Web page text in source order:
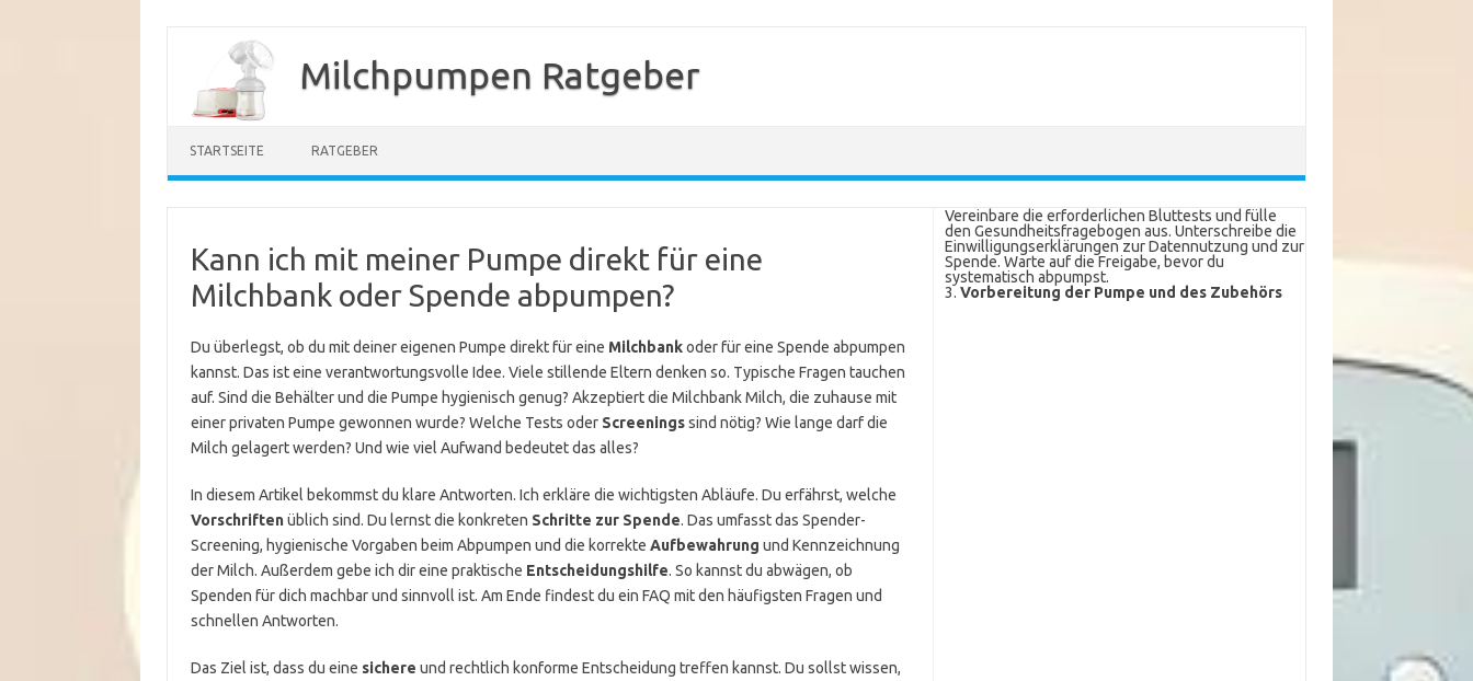
Milchpumpen Ratgeber
STARTSEITE RATGEBER
Kann ich mit meiner Pumpe direkt für eine
Milchbank oder Spende abpumpen?
Du überlegst, ob du mit deiner eigenen Pumpe direkt für eine Milchbankoder für eine Spende abpumpen
kannst. Das ist eine verantwortungsvolle Idee. Viele stillende Eltern denken so. Typische Fragen tauchen
auf. Sind die Behälter und die Pumpe hygienisch genug? Akzeptiert die Milchbank Milch, die zuhause mit
einer privaten Pumpe gewonnen wurde? Welche Tests oder Screeningssind nötig? Wie lange darf die
Milch gelagert werden? Und wie viel Aufwand bedeutet das alles?
In diesem Artikel bekommst du klare Antworten. Ich erkläre die wichtigsten Abläufe. Du erfährst, welche
Vorschriftenüblich sind. Du lernst die konkreten Schritte zur Spende. Das umfasst das Spender-
Screening, hygienische Vorgaben beim Abpumpen und die korrekte Aufbewahrung und Kennzeichnung
der Milch. Außerdem gebe ich dir eine praktische Entscheidungshilfe. So kannst du abwägen, ob
Spenden für dich machbar und sinnvoll ist. Am Ende findest du ein FAQ mit den häufigsten Fragen und
schnellen Antworten.
Das Ziel ist, dass du eine sichere und rechtlich konforme Entscheidung treffen kannst. Du sollst wissen,
Vereinbare die erforderlichen Bluttests und fülle
den Gesundheitsfragebogen aus. Unterschreibe die
Einwilligungserklärungen zur Datennutzung und zur
Spende. Warte auf die Freigabe, bevor du
systematisch abpumpst.
3. Vorbereitung der Pumpe und des Zubehörs